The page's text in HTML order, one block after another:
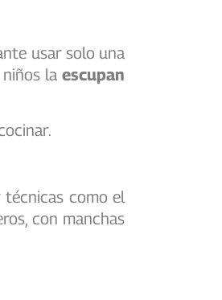
usar solo una
niños laescupan
técnicas como el
con manchas